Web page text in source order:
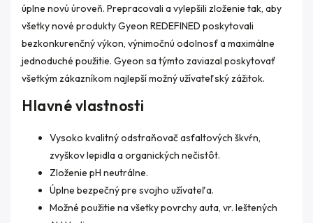
úplne novú úroveň. Prepracovali a vylepšili zloženie tak, aby
všetky nové produkty Gyeon REDEFINED poskytovali
bezkonkurenčný výkon, výnimočnú odolnosť a maximálne
jednoduché použitie. Gyeon sa týmto zaviazal poskytovať
všetkým zákazníkom najlepší možný užívateľský zážitok.
Hlavné vlastnosti
Vysoko kvalitný odstraňovač asfaltových škvŕn,
zvyškov lepidla a organických nečistôt.
Zloženie pH neutrálne.
Úplne bezpečný pre svojho užívateľa.
Možné použitie na všetky povrchy auta, vr. leštených